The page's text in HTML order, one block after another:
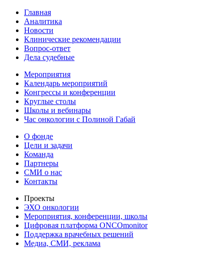
Главная
Аналитика
Новости
Клинические рекомендации
Вопрос-ответ
Дела судебные
Мероприятия
Календарь мероприятий
Конгрессы и конференции
Круглые столы
Школы и вебинары
Час онкологии с Полиной Габай
О фонде
Цели и задачи
Команда
Партнеры
СМИ о нас
Контакты
Проекты
ЭХО онкологии
Мероприятия, конференции, школы
Цифровая платформа ONCOmonitor
Поддержка врачебных решений
Медиа, СМИ, реклама